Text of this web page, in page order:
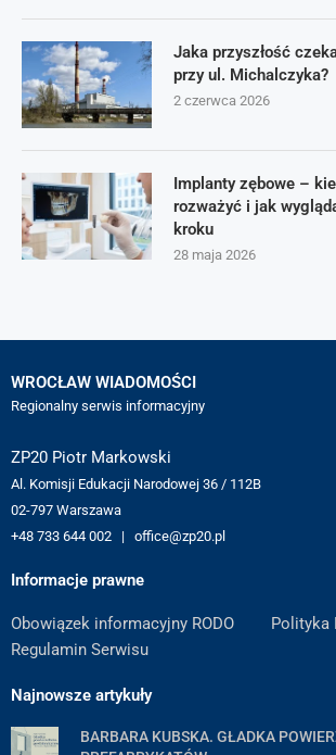
Jaka przyszłość
przy ul. Michalczyka?
2 czerwca 2026
Implanty zębowe –
rozważyć i jak
kroku
28 maja 2026
WROCŁAW WIADOMOŚCI
Regionalny serwis informacyjny
ZP20 Piotr Markowski
Al. Komisji Edukacji Narodowej 36 / 112B
02-797 Warszawa
+48 733 644 002 | office@zp20.pl
Informacje prawne
Obowiązek informacyjny RODO
Polityka
Regulamin Serwisu
Najnowsze artykuły
BARBARA KUBSKA. GŁADKA